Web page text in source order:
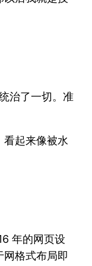
治了一切。准
看起来像被水
年的网页设
格式布局即